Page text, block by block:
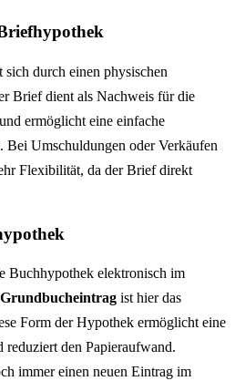
durch einen physischen
Brief dient als Nachweis für die
ermöglicht eine einfache
Umschuldungen oder Verkäufen
Flexibilität, da der Brief direkt
Buchhypothek elektronisch im
Grundbucheintrag ist hier das
Form der Hypothek ermöglicht eine
den Papieraufwand.
immer einen neuen Eintrag im